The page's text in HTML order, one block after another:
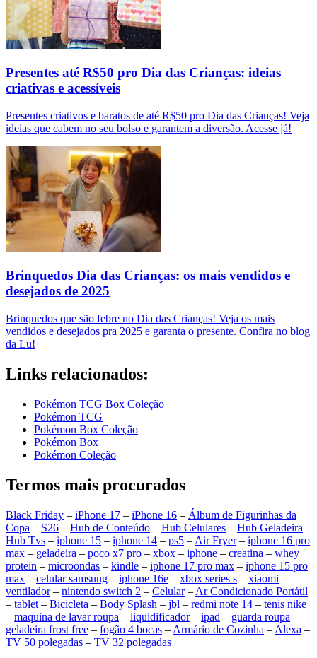
Presentes até R$50 pro Dia das Crianças: ideias
criativas e acessíveis
Presentes criativos e baratos de até R$50 pro Dia das Crianças! Veja
ideias que cabem no seu bolso e garantem a diversão. Acesse já!
Brinquedos Dia das Crianças: os mais vendidos e
desejados de 2025
Brinquedos que são febre no Dia das Crianças! Veja os mais
vendidos e desejados pra 2025 e garanta o presente. Confira no blog
da Lu!
Links relacionados:
Pokémon TCG Box Coleção
Pokémon TCG
Pokémon Box Coleção
Pokémon Box
Pokémon Coleção
Termos mais procurados
Black Friday – iPhone 17 – iPhone 16 – Álbum de Figurinhas da
Copa – S26 – Hub de Conteúdo – Hub Celulares – Hub Geladeira –
Hub Tvs – iphone 15 – iphone 14 – ps5 – Air Fryer– iphone 16 pro
max – geladeira – poco x7 pro – xbox – iphone – creatina – whey
protein – microondas – kindle – iphone 17 pro max – iphone 15 pro
max – celular samsung – iphone 16e – xbox series s – xiaomi –
ventilador– nintendo switch 2 – Celular– Ar Condicionado Portátil
– tablet – Bicicleta – Body Splash – jbl – redmi note 14 – tenis nike
– maquina de lavar roupa – liquidificador– ipad – guarda roupa –
geladeira frost free – fogão 4 bocas – Armário de Cozinha – Alexa –
TV 50 polegadas – TV 32 polegadas